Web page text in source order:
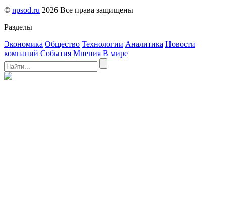
© npsod.ru 2026 Все права защищены
Разделы
Экономика Общество Технологии Аналитика Новости
компаний События Мнения В мире